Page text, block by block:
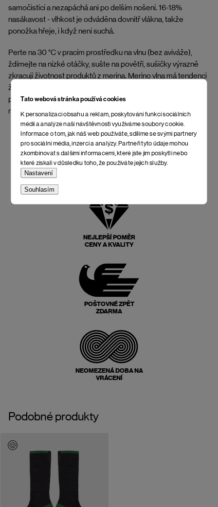
Tato webová stránka používá cookies
K personalizaci obsahu a reklam, poskytování funkcí sociálních
médií a analýze naší návštěvnosti využíváme soubory cookie.
Informace o tom, jak náš web používáte, sdílíme se svými partnery
pro sociální média, inzerci a analýzy. Partneři tyto údaje mohou
zkombinovat s dalšími informacemi, které jste jim poskytli nebo
které získali v důsledku toho, že používáte jejich služby.
Nastavení
Souhlasím
samočisticí a nezapáchá ani po delším nošení. 16-18%
nasákavost - vlhkost je odváděna dovnitř vlákna, takže
ponožka hřeje, i když není suchá.
Perte na 30 °C v pracím prostředku na vlnu (bez aviváže),
ždímejte na nízké otáčky, sušte na povětří, sušičky výrazně
zkracují životnost produktů z merina. Merino vlna má tendenci
žmolkovat. Nebuďte z toho smutní, na funkci to nemá
pražádný vliv. Připravte se na to, že jiné ponožky už nikdy
nebudete chtít.
NEJLEPŠÍ POMĚR
CENY A KVALITY
POŠTOVNÉ ZPĚT
ZDARMA
NEOMEZENÁ DOBA NA
VRÁCENÍ
Podobné produkty